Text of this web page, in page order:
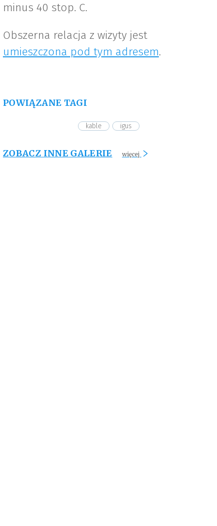
minus 40 stop. C.
Obszerna relacja z wizyty jest
umieszczona pod tym adresem.
POWIĄZANE TAGI
kable igus
ZOBACZ INNE GALERIE więcej